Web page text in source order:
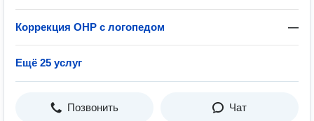
Коррекция ОНР с логопедом —
Ещё 25 услуг
Позвонить Чат